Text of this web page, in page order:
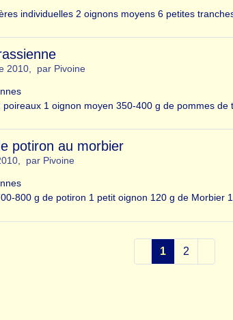
individuelles 2 oignons moyens 6 petites
2010, par Pivoine
poireaux 1 oignon moyen 350-400 g de pommes
potiron au morbier
, par Pivoine
800 g de potiron 1 petit oignon 120 g de Morbier
1 2